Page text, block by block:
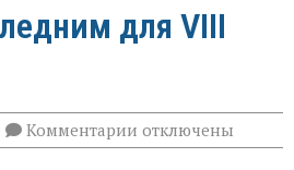
для VIII
Комментарии к
записи
отключены